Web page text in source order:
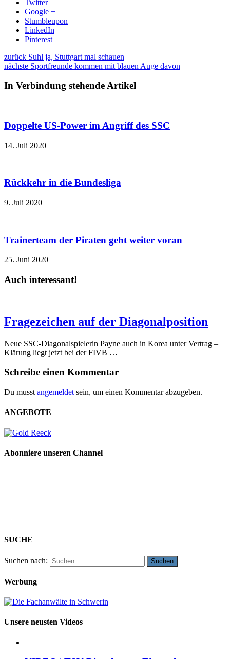
Twitter
Google +
Stumbleupon
LinkedIn
Pinterest
zurück Suhl ja, Stuttgart mal schauen
nächste Sportfreunde kommen mit blauen Auge davon
In Verbindung stehende Artikel
Doppelte US-Power im Angriff des SSC
14. Juli 2020
Rückkehr in die Bundesliga
9. Juli 2020
Trainerteam der Piraten geht weiter voran
25. Juni 2020
Auch interessant!
Fragezeichen auf der Diagonalposition
Neue SSC-Diagonalspielerin Payne auch in Korea unter Vertrag –
Klärung liegt jetzt bei der FIVB …
Schreibe einen Kommentar
Du musst angemeldet sein, um einen Kommentar abzugeben.
ANGEBOTE
Abonniere unseren Channel
SUCHE
Suchen nach:
Werbung
Unsere neusten Videos